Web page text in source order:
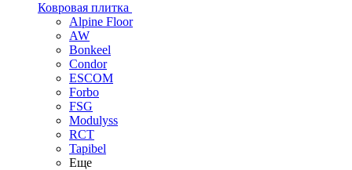
Ковровая плитка
Alpine Floor
AW
Bonkeel
Condor
ESCOM
Forbo
FSG
Modulyss
RCT
Tapibel
Еще